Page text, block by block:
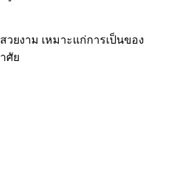
ยงาม เหมาะแก่การเป็นของ
ศัย